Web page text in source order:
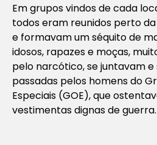
Em grupos vindos de cada
todos eram reunidos perto
e formavam um séquito de
idosos, rapazes e moças,
pelo narcótico, se juntavam e
passadas pelos homens do
Especiais (GOE), que
vestimentas dignas de guerra.